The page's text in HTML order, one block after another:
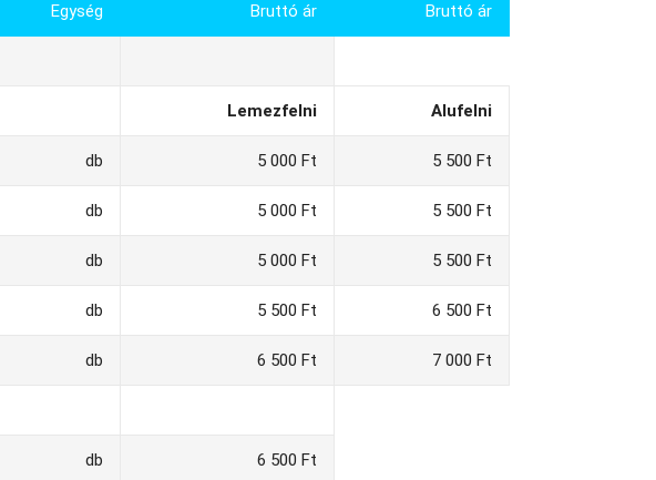
Egység Bruttó ár Bruttó ár
Lemezfelni Alufelni
db 5 000 Ft 5 500 Ft
db 5 000 Ft 5 500 Ft
db 5 000 Ft 5 500 Ft
db 5 500 Ft 6 500 Ft
db 6 500 Ft 7 000 Ft
db 6 500 Ft